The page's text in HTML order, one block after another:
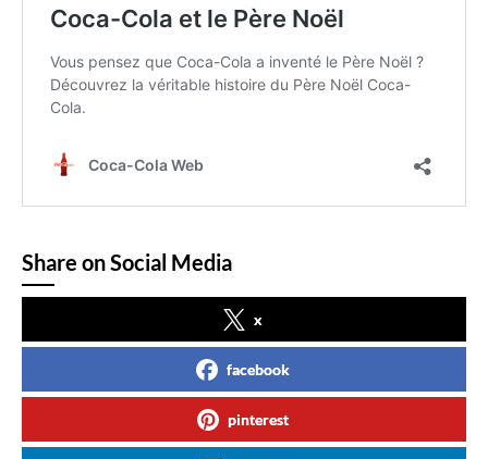
Share on Social Media
x
facebook
pinterest